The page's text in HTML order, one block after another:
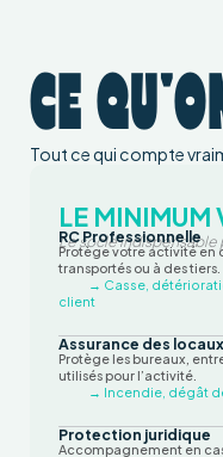
CE
Tout ce qui compte
LE MINIMUM
Le socle indispensable
RC Professionnelle
Protège votre activité en
transportés ou à des tiers.
→ Casse,
client
Assurance des locaux
Protège les bureaux,
utilisés pour l’activité.
→ Incendie, dégât
Protection juridique
Accompagnement en